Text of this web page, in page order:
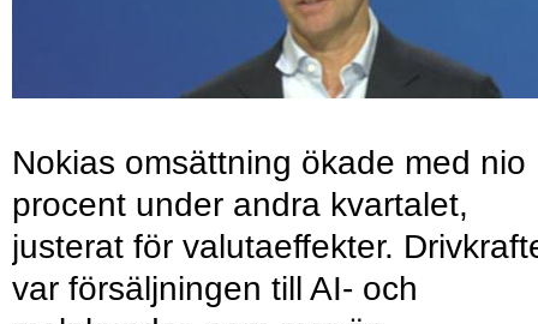
Nokias omsättning ökade med nio
procent under andra kvartalet,
justerat för valutaeffekter.
var försäljningen till AI- och